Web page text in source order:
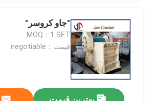
"جاو کروسر"
MOQ：1 SET
قیمت：negotiable